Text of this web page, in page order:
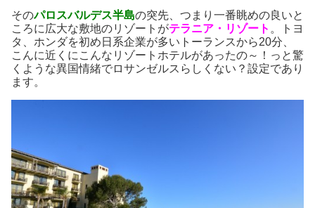
そのパロスバルデス半島の突先、つまり一番眺めの良いと
ころに広大な敷地のリゾートがテラニア・リゾート 。トヨ
タ、ホンダを初め日系企業が多いトーランスから20分、
こんに近くにこんなリゾートホテルがあったの～！っと驚
くような異国情緒でロサンゼルスらしくない？設定であり
ます。